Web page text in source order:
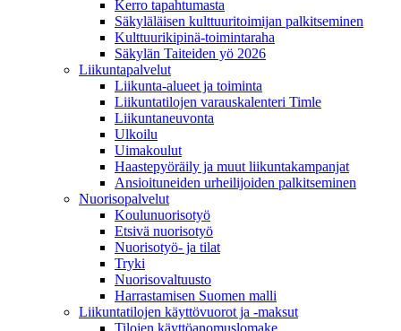
Kerro tapahtumasta
Säkyläläisen kulttuuritoimijan palkitseminen
Kulttuurikipinä-toimintaraha
Säkylän Taiteiden yö 2026
Liikuntapalvelut
Liikunta-alueet ja toiminta
Liikuntatilojen varauskalenteri Timle
Liikuntaneuvonta
Ulkoilu
Uimakoulut
Haastepyöräily ja muut liikuntakampanjat
Ansioituneiden urheilijoiden palkitseminen
Nuorisopalvelut
Koulunuorisotyö
Etsivä nuorisotyö
Nuorisotyö- ja tilat
Tryki
Nuorisovaltuusto
Harrastamisen Suomen malli
Liikuntatilojen käyttövuorot ja -maksut
Tilojen käyttöanomuslomake